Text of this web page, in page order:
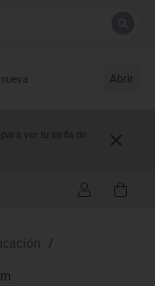
Abrir
ver tu tarifa de
búsqueda
/